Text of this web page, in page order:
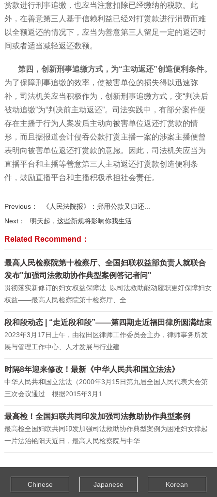
赏款进行刑事追缴，也应当注意扣除已经缴纳的税款。此
外，在善意第三人基于信赖利益已经对打赏款进行消费而难
以全额返还的情况下，应当为善意第三人留足一定的返还时
间或者适当减轻返还数额。
第四，创新刑事追缴方式，为“主动返还”创造便利条件。
为了保障刑事追缴的效率，使被害单位的损失得以迅速弥
补，司法机关应当积极作为，创新刑事追缴方式，变“判决后
被动追缴”为“判决前主动返还”。司法实践中，有部分案件便
存在主播于行为人案发后主动向被害单位返还打赏款的情
形，而且据报道会计侵吞公款打赏主播一案的涉案主播便曾
表明向被害单位返还打赏款的意愿。因此，司法机关应当为
直播平台和主播等善意第三人主动返还打赏款创造便利条
件，鼓励直播平台和主播积极承担社会责任。
Previous：
《人民法院报》：挪用公款又归还...
Next：
明天起，这些新规将影响你我生活
Related Recommend：
最高人民检察院第十检察厅、全国妇联权益部负责人就联合
发布"加强司法救助协作典型案例答记者问"
贯彻落实新修订的妇女权益保障法 以司法救助能动履职更好保障妇女
权益——最高人民检察院第十检察厅、全...
段和段动态 | “走近段和段”——第四期走近福田律所圆满结束
2023年3月17日上午，由福田区律师工作委员会主办，律师事务所发
展与管理工作中心、人才发展与行业建...
时隔8年迎来修改！最新《中华人民共和国立法法》
中华人民共和国立法法（2000年3月15日第九届全国人民代表大会第
三次会议通过 根据2015年3月1...
最高检！全国妇联共同印发加强司法救助协作典型案例
最高检全国妇联共同印发加强司法救助协作典型案例为困难妇女撑起
一片法治艳阳天近日，最高人民检察院与中华...
Chinese Japanese Korean